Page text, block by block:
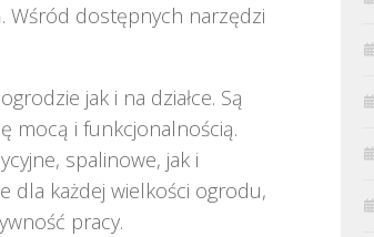
dostępnych narzędzi
jak i na działce. Są
mocą i funkcjonalnością.
spalinowe, jak i
dla każdej wielkości ogrodu,
pracy.